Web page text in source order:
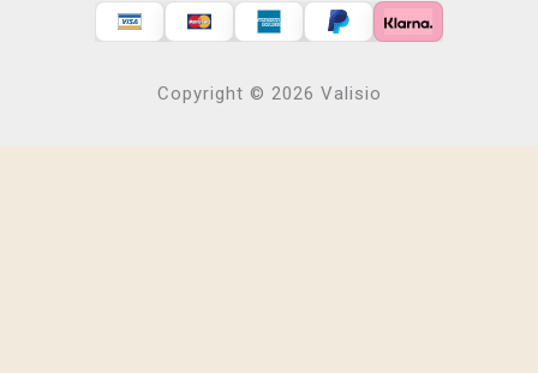
Copyright © 2026 Valisio